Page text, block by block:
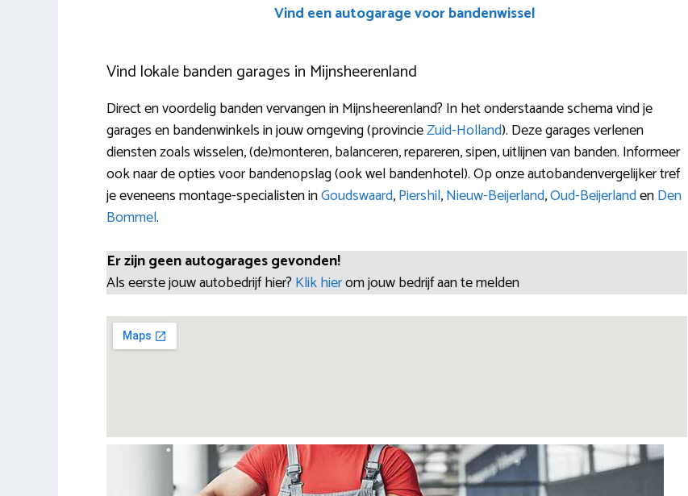
Vind een autogarage voor bandenwissel
Vind lokale banden garages in Mijnsheerenland
Direct en voordelig banden vervangen in Mijnsheerenland? In het onderstaande schema vind je
garages en bandenwinkels in jouw omgeving (provincieZuid-Holland). Deze garages verlenen
diensten zoals wisselen, (de)monteren, balanceren, repareren, sipen, uitlijnen van banden. Informeer
ook naar de opties voor bandenopslag (ook wel bandenhotel). Op onze autobandenvergelijker tref
je eveneens montage-specialisten inGoudswaard,Piershil,Nieuw-Beijerland,Oud-BeijerlandenDen
Bommel.
Er zijn geen autogarages gevonden!
Als eerste jouw autobedrijf hier? Klik hierom jouw bedrijf aan te melden